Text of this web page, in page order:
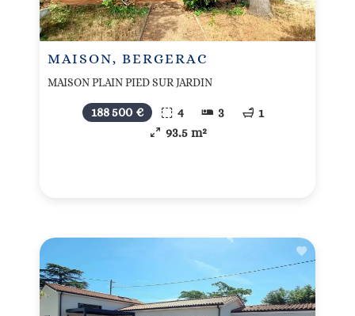
MAISON, BERGERAC
MAISON PLAIN PIED SUR JARDIN
188 500 € 4 3
1
93.5 m²